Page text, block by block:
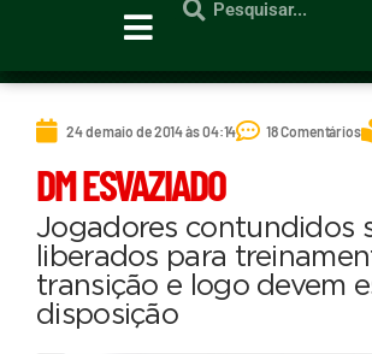
24 de maio de 2014 às 04:14 18 Comentários
DM ESVAZIADO
Jogadores contundidos
liberados para
transição e logo devem
disposição